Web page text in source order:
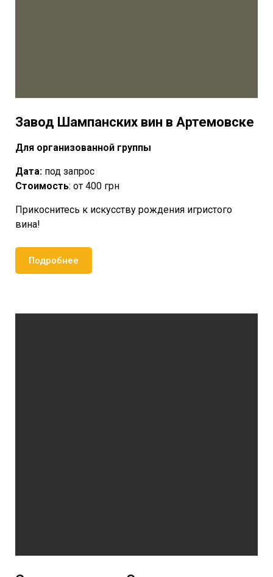
Завод Шампанских вин в Артемовске
Для организованной группы
Дата: под запрос
Стоимость: от 400 грн
Прикоснитесь к искусству рождения игристого
вина!
Подробнее